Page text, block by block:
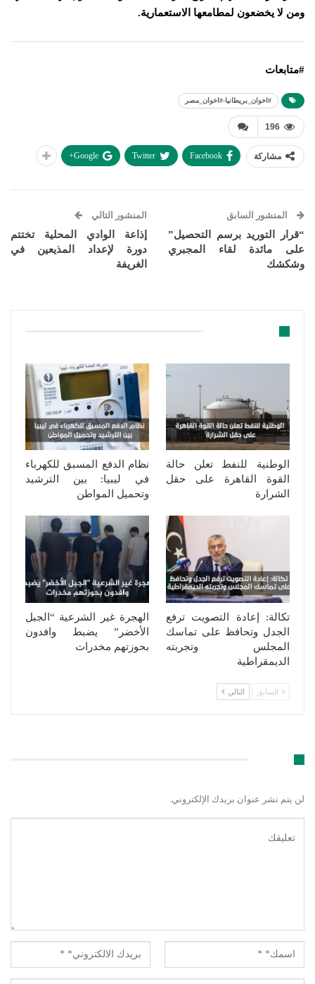
ومن لا يخضعون لمطامعها الاستعمارية.
#متابعات
#اخوان_بريطانيا-#اخوان_مصر
196
مشاركة Facebook
Twitter
Google+
المنشور السابق
“قرار التوريد برسم التحصيل”
على مائدة لقاء المجبري
وشكشك
المنشور التالي
إذاعة الوادي المحلية تختتم
دورة لإعداد المذيعين في
الغريفة
الوطنية للنفط تعلن حالة
القوة القاهرة على حقل
الشرارة
نظام الدفع المسبق للكهرباء
في ليبيا: بين الترشيد
وتحميل المواطن
تكالة: إعادة التصويت ترفع
الجدل وتحافظ على تماسك
المجلس وتجربته
الديمقراطية
الهجرة غير الشرعية “الجبل
الأخضر” يضبط وافدون
بحوزتهم مخدرات
السابق التالي
لن يتم نشر عنوان بريدك الإلكتروني.